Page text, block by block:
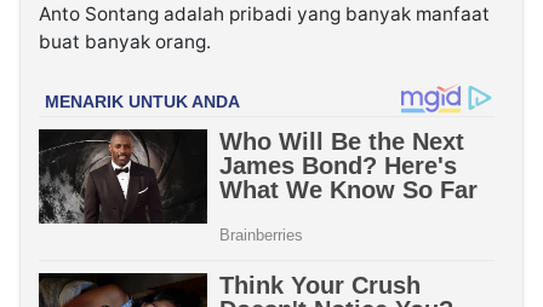
Anto Sontang adalah pribadi yang banyak manfaat
buat banyak orang.